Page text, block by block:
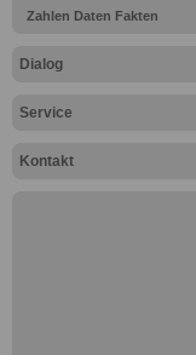
Zahlen Daten Fakten
Dialog
Service
Kontakt